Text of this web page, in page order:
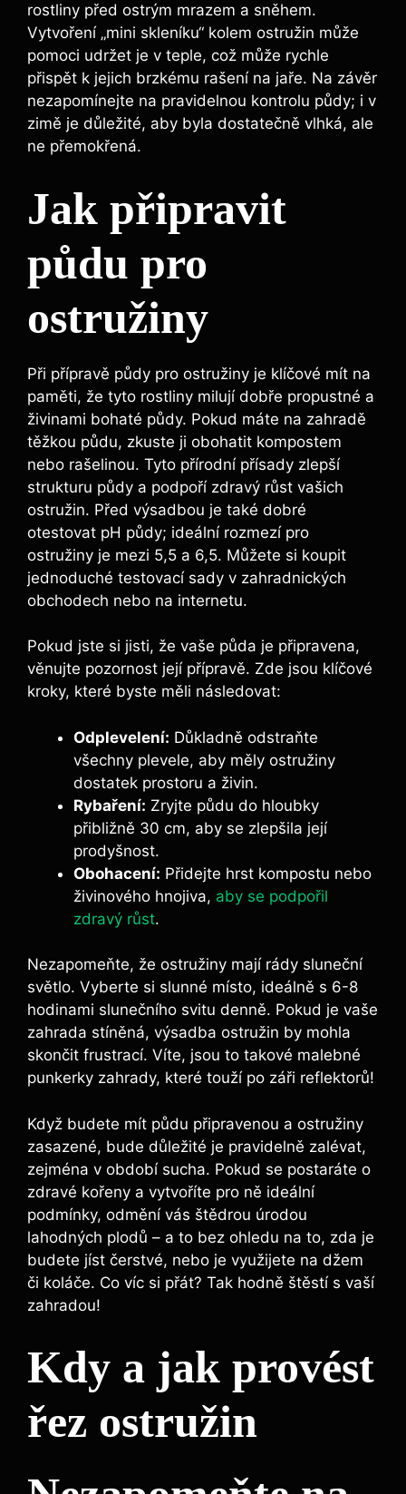
rostliny před ostrým mrazem a sněhem.
Vytvoření „mini skleníku“ kolem ostružin může
pomoci udržet je v teple, což může rychle
přispět k jejich brzkému rašení na jaře. Na závěr
nezapomínejte na pravidelnou kontrolu půdy; i v
zimě je důležité, aby byla dostatečně vlhká, ale
ne přemokřená.
Jak připravit
půdu pro
ostružiny
Při přípravě půdy pro ostružiny je klíčové mít na
paměti, že tyto rostliny milují dobře propustné a
živinami bohaté půdy. Pokud máte na zahradě
těžkou půdu, zkuste ji obohatit kompostem
nebo rašelinou. Tyto přírodní přísady zlepší
strukturu půdy a podpoří zdravý růst vašich
ostružin. Před výsadbou je také dobré
otestovat pH půdy; ideální rozmezí pro
ostružiny je mezi 5,5 a 6,5. Můžete si koupit
jednoduché testovací sady v zahradnických
obchodech nebo na internetu.
Pokud jste si jisti, že vaše půda je připravena,
věnujte pozornost její přípravě. Zde jsou klíčové
kroky, které byste měli následovat:
Odplevelení: Důkladně odstraňte
všechny plevele, aby měly ostružiny
dostatek prostoru a živin.
Rybaření: Zryjte půdu do hloubky
přibližně 30 cm, aby se zlepšila její
prodyšnost.
Obohacení: Přidejte hrst kompostu nebo
živinového hnojiva, aby se podpořil
zdravý růst.
Nezapomeňte, že ostružiny mají rády sluneční
světlo. Vyberte si slunné místo, ideálně s 6-8
hodinami slunečního svitu denně. Pokud je vaše
zahrada stíněná, výsadba ostružin by mohla
skončit frustrací. Víte, jsou to takové malebné
punkerky zahrady, které touží po záři reflektorů!
Když budete mít půdu připravenou a ostružiny
zasazené, bude důležité je pravidelně zalévat,
zejména v období sucha. Pokud se postaráte o
zdravé kořeny a vytvoříte pro ně ideální
podmínky, odmění vás štědrou úrodou
lahodných plodů – a to bez ohledu na to, zda je
budete jíst čerstvé, nebo je využijete na džem
či koláče. Co víc si přát? Tak hodně štěstí s vaší
zahradou!
Kdy a jak provést
řez ostružin